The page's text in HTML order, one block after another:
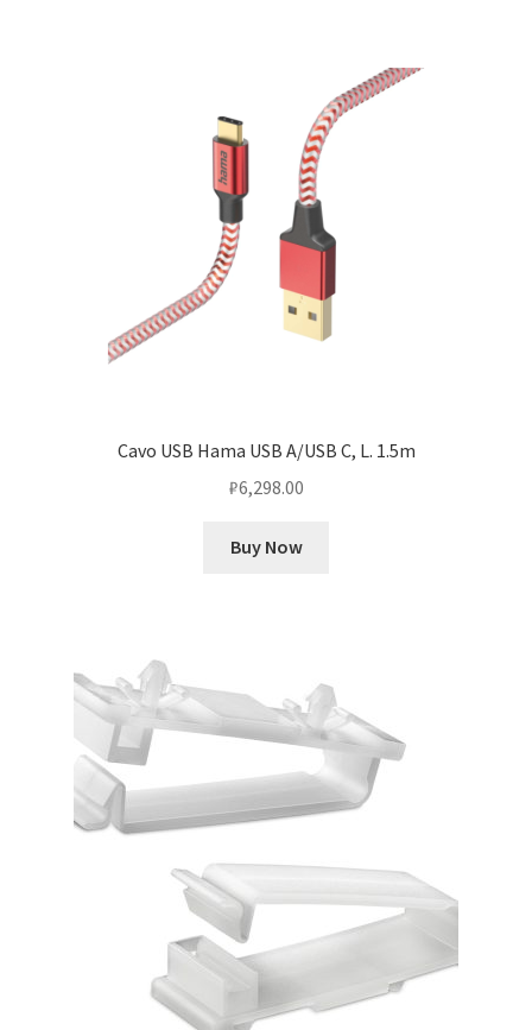
Cavo USB Hama USB A/USB C, L. 1.5m
₽6,298.00
Buy Now